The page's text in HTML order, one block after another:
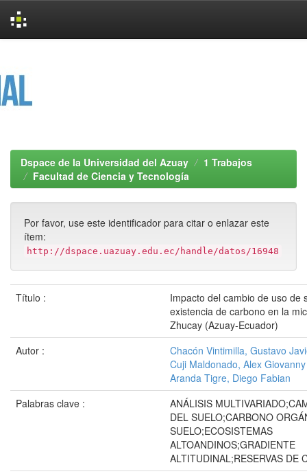
Dspace de la Universidad del Azuay
1 Trabajos
Facultad de Ciencia y Tecnología
Por favor, use este identificador para citar o enlazar este
ítem:
http://dspace.uazuay.edu.ec/handle/datos/16948
Título :
Impacto del cambio de uso de
existencia de carbono en la
Zhucay (Azuay-Ecuador)
Autor :
Chacón Vintimilla, Gustavo
Cuji Maldonado, Alex Giovanny
Aranda Tigre, Diego Fabian
Palabras clave :
ANÁLISIS
DEL SUELO;CARBONO
SUELO;ECOSISTEMAS
ALTOANDINOS;GRADIENTE
ALTITUDINAL;RESERVAS DE